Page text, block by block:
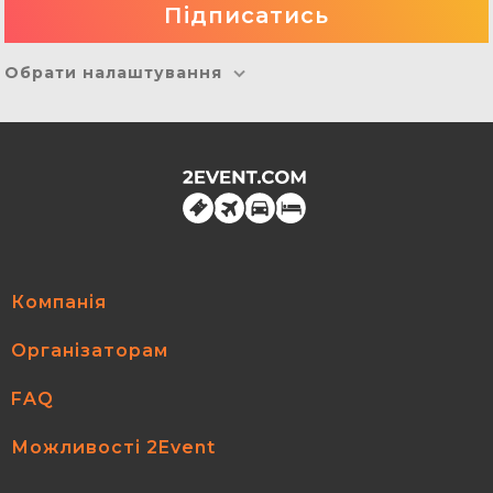
Обрати налаштування
Компанія
Організаторам
FAQ
Можливості 2Event